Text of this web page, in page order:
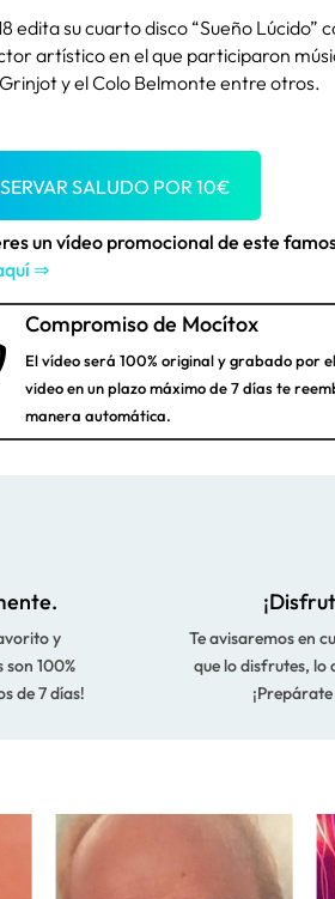
edita su cuarto disco “Sueño Lúcido”
artístico en el que participaron
y el Colo Belmonte entre otros.
SALUDO POR10€
un vídeo promocional de este
⇒
Compromiso de Mocítox
El vídeo será 100% original y grabado por
video en un plazo máximo de 7 días te
manera automática.
y
100%
de 7 días!
Te avisaremos en
que lo disfrutes, lo